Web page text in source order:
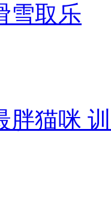
雪取乐
胖猫咪